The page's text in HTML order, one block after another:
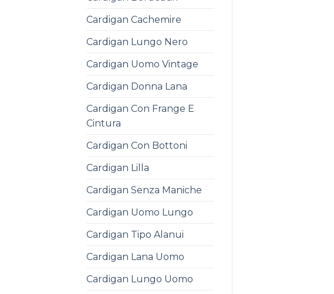
Cardigan Cachemire
Cardigan Lungo Nero
Cardigan Uomo Vintage
Cardigan Donna Lana
Cardigan Con Frange E
Cintura
Cardigan Con Bottoni
Cardigan Lilla
Cardigan Senza Maniche
Cardigan Uomo Lungo
Cardigan Tipo Alanui
Cardigan Lana Uomo
Cardigan Lungo Uomo